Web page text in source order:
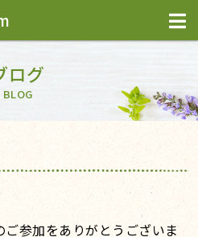
ログ
BLOG
参加をありがとうございま